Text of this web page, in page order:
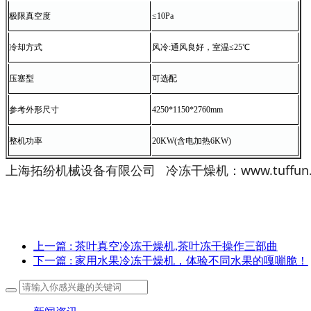
极限真空度 ≤10Pa
冷却方式 风冷:通风良好，室温≤25℃
压塞型 可选配
参考外形尺寸 4250*1150*2760mm
整机功率 20KW(含电加热6KW)
上海拓纷机械设备有限公司 冷冻干燥机：
上一篇 : 茶叶真空冷冻干燥机,茶叶冻干操作三部曲
下一篇 : 家用水果冷冻干燥机，体验不同水果的嘎嘣脆！